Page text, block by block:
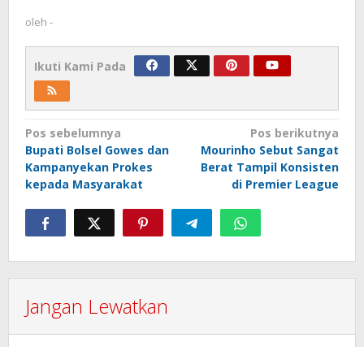
oleh -
Ikuti Kami Pada
Navigasi
pos
Pos sebelumnya
Bupati Bolsel Gowes dan
Kampanyekan Prokes
kepada Masyarakat
Pos berikutnya
Mourinho Sebut Sangat
Berat Tampil Konsisten
di Premier League
Jangan Lewatkan